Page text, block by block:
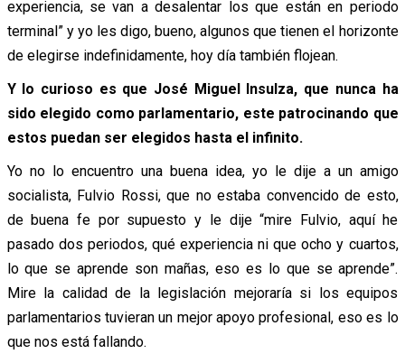
experiencia, se van a desalentar los que están en periodo
terminal” y yo les digo, bueno, algunos que tienen el horizonte
de elegirse indefinidamente, hoy día también flojean.
Y lo curioso es que José Miguel Insulza, que nunca ha
sido elegido como parlamentario, este patrocinando que
estos puedan ser elegidos hasta el infinito.
Yo no lo encuentro una buena idea, yo le dije a un amigo
socialista, Fulvio Rossi, que no estaba convencido de esto,
de buena fe por supuesto y le dije “mire Fulvio, aquí he
pasado dos periodos, qué experiencia ni que ocho y cuartos,
lo que se aprende son mañas, eso es lo que se aprende”.
Mire la calidad de la legislación mejoraría si los equipos
parlamentarios tuvieran un mejor apoyo profesional, eso es lo
que nos está fallando.